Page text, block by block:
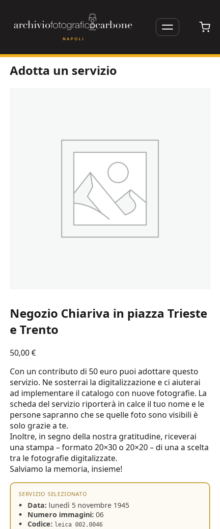
Apri/Chiudi
Adotta un servizio
Negozio Chiariva in piazza Trieste
e Trento
50,00€
Con un contributo di 50 euro puoi adottare questo
servizio. Ne sosterrai la digitalizzazione e ci aiuterai
ad implementare il catalogo con nuove fotografie. La
scheda del servizio riporterà in calce il tuo nome e le
persone sapranno che se quelle foto sono visibili è
solo grazie a te.
Inoltre, in segno della nostra gratitudine, riceverai
una stampa – formato 20×30 o 20×20 – di una a scelta
tra le fotografie digitalizzate.
Salviamo la memoria, insieme!
SERVIZIO SELEZIONATO
Data: lunedì 5 novembre 1945
Numero immagini: 06
Codice: leica 002.0046